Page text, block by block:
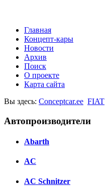
Главная
Концепт-кары
Новости
Архив
Поиск
О проекте
Карта сайта
Вы здесь: Conceptcar.ee FIAT
Автопроизводители
Abarth
AC
AC Schnitzer